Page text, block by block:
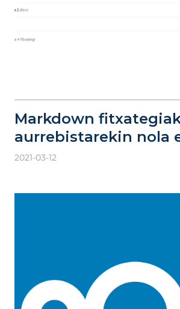
Markdown
aurrebistarekin nola
2021-03-12